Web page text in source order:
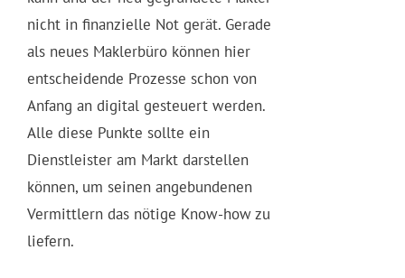
nicht in finanzielle Not gerät. Gerade
als neues Maklerbüro können hier
entscheidende Prozesse schon von
Anfang an digital gesteuert werden.
Alle diese Punkte sollte ein
Dienstleister am Markt darstellen
können, um seinen angebundenen
Vermittlern das nötige Know-how zu
liefern.